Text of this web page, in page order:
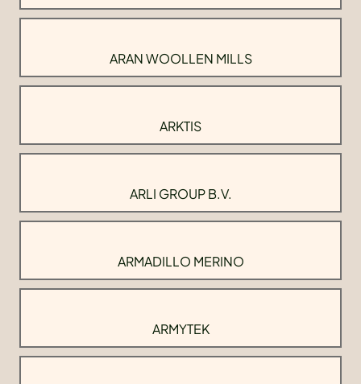
ARAN WOOLLEN MILLS
ARKTIS
ARLI GROUP B.V.
ARMADILLO MERINO
ARMYTEK